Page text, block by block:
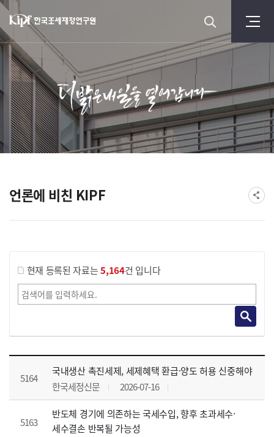
언론에 비친 KIPF
현재 등록된 자료는5,164건 입니다
언론뉴스 목록 - 번호, 언론매체, 보도제목, 등록 정보 제공
5164
국내생산 촉진세제, 세제혜택 환급·양도 허용 신중해야
한국세정신문
2026-07-16
5163
반도체 경기에 의존하는 국세수입, 향후 초과세수·
세수결손 반복될 가능성